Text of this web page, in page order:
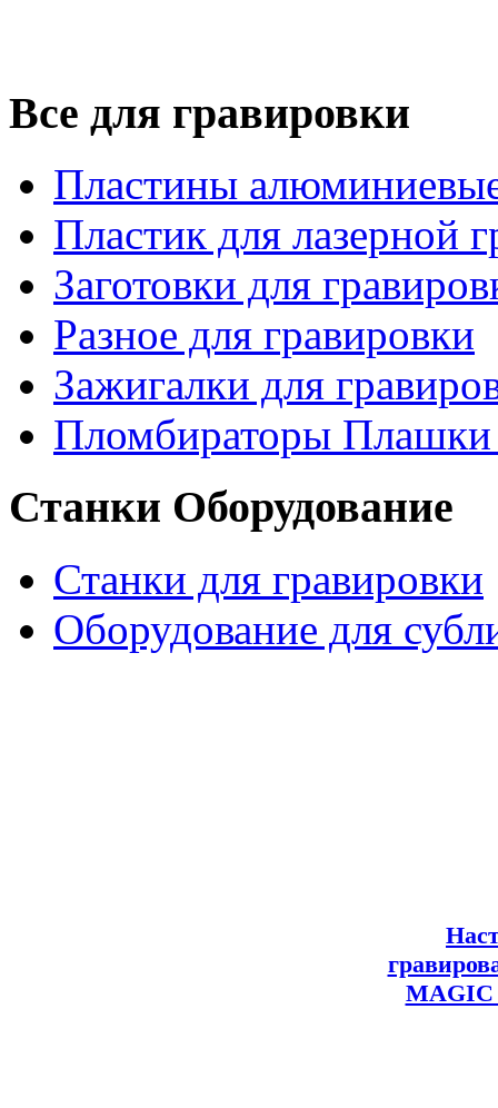
Все для гравировки
Пластины
Пластик для лазерной
Заготовки для
Разное для гравировки
Зажигалки для
Пломбираторы
Станки Оборудование
Станки для гравировки
Оборудование для
MAGIC